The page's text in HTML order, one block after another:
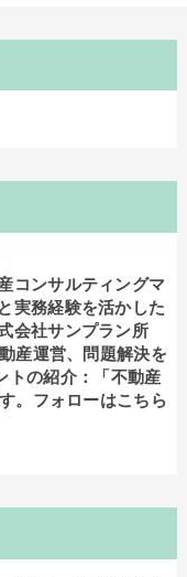
コンサルティングマ
実務経験を活かした
会社サンプラン所
産運営、問題解決を
トの紹介：「不動産
。フォローはこちら